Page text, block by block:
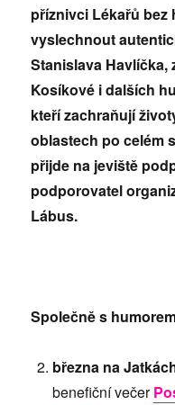
příznivci Lékařů
vyslechnout
Stanislava
Kosíkové i dalších
kteří zachraňují
oblastech po celém
přijde na jeviště
podporovatel
Lábus.
Společně s
března na
benefiční večer